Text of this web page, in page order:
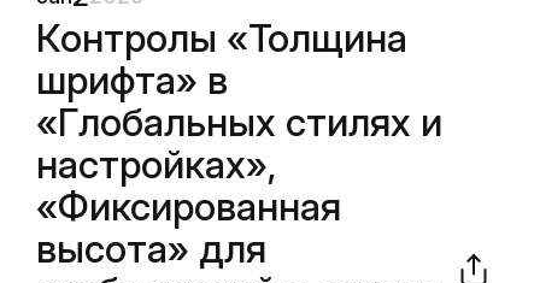
Контролы «Толщина
шрифта» в
«Глобальных стилях и
настройках»,
«Фиксированная
высота» для